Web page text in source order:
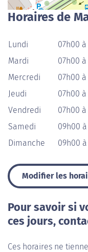
Horaires de
Lundi
07h00
Mardi
07h00
Mercredi
07h00
Jeudi
07h00
Vendredi
07h00
Samedi
09h00
Dimanche
09h00
Modifier les
Pour savoir si
ces jours,
Ces horaires ne